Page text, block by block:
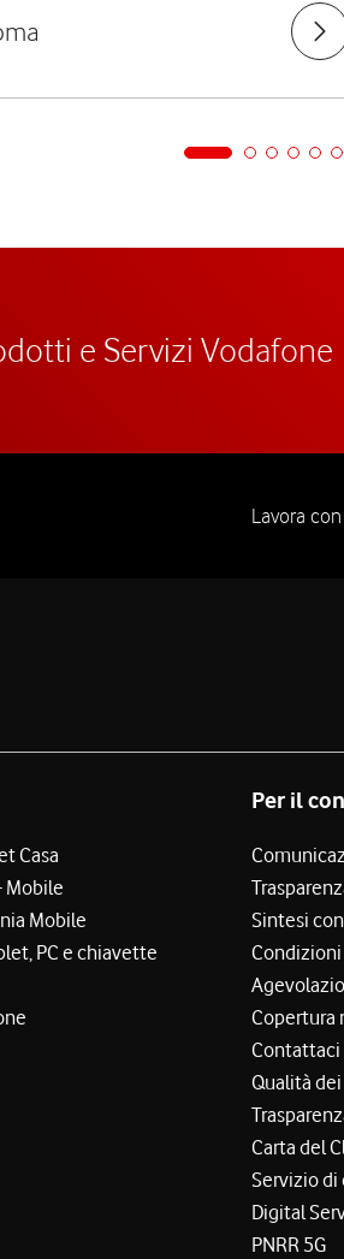
e Servizi Vodafone
Lavora
Casa
Mobile
Mobile
PC e chiavette
Per il
Sintesi
Copertura
Contattaci
Qualità
Carta del
Servizio
Digital
PNRR 5G